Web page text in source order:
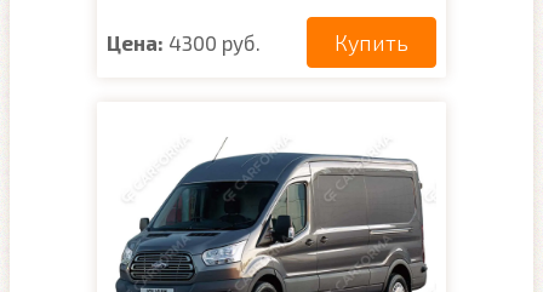
Цена: 4300 руб. Купить